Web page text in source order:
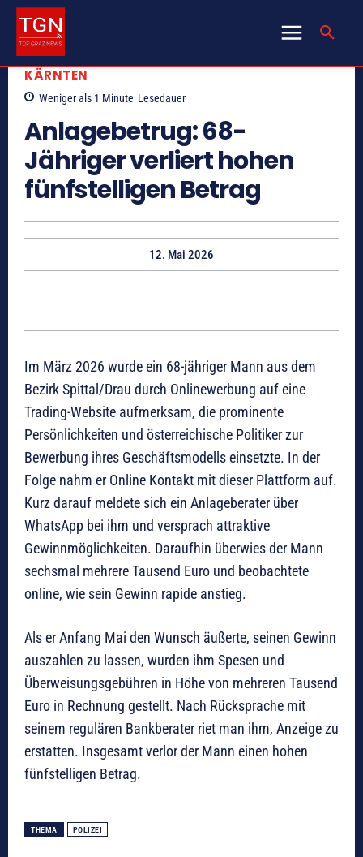
KÄRNTEN
Weniger als 1 Minute Lesedauer
Anlagebetrug: 68-
Jähriger verliert hohen
fünfstelligen Betrag
12. Mai 2026
Im März 2026 wurde ein 68-jähriger Mann aus dem
Bezirk Spittal/Drau durch Onlinewerbung auf eine
Trading-Website aufmerksam, die prominente
Persönlichkeiten und österreichische Politiker zur
Bewerbung ihres Geschäftsmodells einsetzte. In der
Folge nahm er Online Kontakt mit dieser Plattform auf.
Kurz darauf meldete sich ein Anlageberater über
WhatsApp bei ihm und versprach attraktive
Gewinnmöglichkeiten. Daraufhin überwies der Mann
sechsmal mehrere Tausend Euro und beobachtete
online, wie sein Gewinn rapide anstieg.
Als er Anfang Mai den Wunsch äußerte, seinen Gewinn
auszahlen zu lassen, wurden ihm Spesen und
Überweisungsgebühren in Höhe von mehreren Tausend
Euro in Rechnung gestellt. Nach Rücksprache mit
seinem regulären Bankberater riet man ihm, Anzeige zu
erstatten. Insgesamt verlor der Mann einen hohen
fünfstelligen Betrag.
THEMA POLIZEI